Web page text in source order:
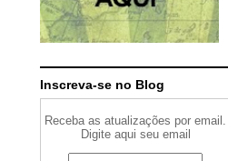
Inscreva-se no Blog
Receba as atualizações por email.
Digite aqui seu email